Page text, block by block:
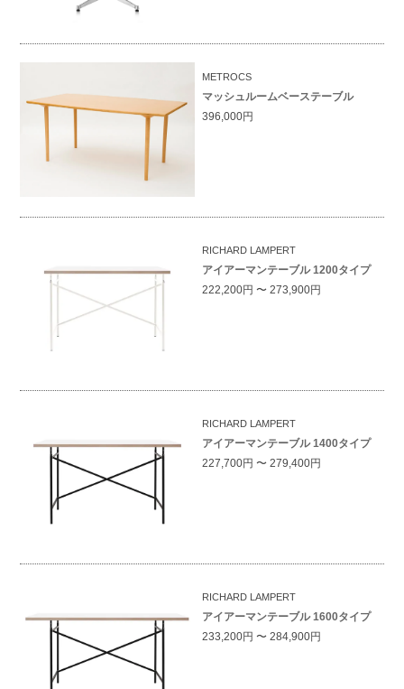
METROCS
マッシュルームベーステーブル
396,000円
RICHARD LAMPERT
アイアーマンテーブル 1200タイプ
222,200円 〜 273,900円
RICHARD LAMPERT
アイアーマンテーブル 1400タイプ
227,700円 〜 279,400円
RICHARD LAMPERT
アイアーマンテーブル 1600タイプ
233,200円 〜 284,900円